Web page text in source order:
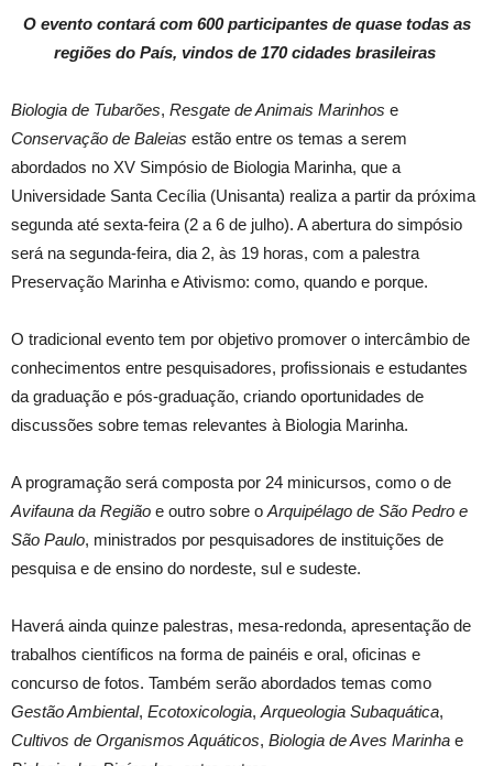
O evento contará com 600 participantes de quase todas as
regiões do País, vindos de 170 cidades brasileiras
Biologia de Tubarões, Resgate de Animais Marinhos e
Conservação de Baleias estão entre os temas a serem
abordados no XV Simpósio de Biologia Marinha, que a
Universidade Santa Cecília (Unisanta) realiza a partir da próxima
segunda até sexta-feira (2 a 6 de julho). A abertura do simpósio
será na segunda-feira, dia 2, às 19 horas, com a palestra
Preservação Marinha e Ativismo: como, quando e porque.
O tradicional evento tem por objetivo promover o intercâmbio de
conhecimentos entre pesquisadores, profissionais e estudantes
da graduação e pós-graduação, criando oportunidades de
discussões sobre temas relevantes à Biologia Marinha.
A programação será composta por 24 minicursos, como o de
Avifauna da Região e outro sobre o Arquipélago de São Pedro e
São Paulo, ministrados por pesquisadores de instituições de
pesquisa e de ensino do nordeste, sul e sudeste.
Haverá ainda quinze palestras, mesa-redonda, apresentação de
trabalhos científicos na forma de painéis e oral, oficinas e
concurso de fotos. Também serão abordados temas como
Gestão Ambiental, Ecotoxicologia, Arqueologia Subaquática,
Cultivos de Organismos Aquáticos, Biologia de Aves Marinha e